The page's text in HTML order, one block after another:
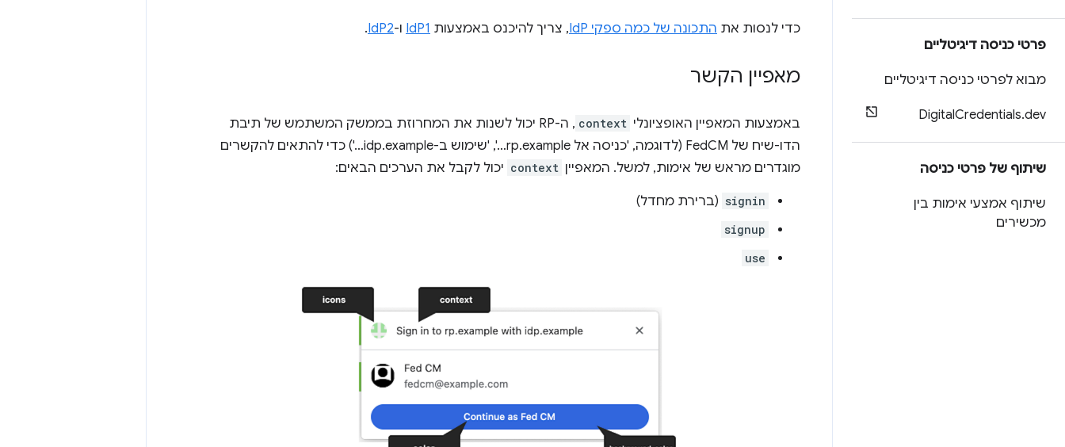
פרטי כניסה דיגיטליים
מבוא לפרטי כניסה דיגיטליים
DigitalCredentials.dev
שיתוף של פרטי כניסה
שיתוף אמצעי אימות בין
מכשירים
כדי לנסות את התכונה של כמה ספקי IdP , צריך להיכנס באמצעות IdP1 ו-IdP2
.
מאפיין הקשר
באמצעות המאפיין האופציונלי context
, ה-RP יכול לשנות את המחרוזת בממשק המשתמש של תיבת
הדו-שיח של FedCM (לדוגמה, 'כניסה אל rp.example…', 'שימוש ב-idp.example…') כדי להתאים להקשרים
מוגדרים מראש של אימות, למשל. המאפיין context יכול לקבל את הערכים הבאים:
signin (ברירת מחדל)
signup
use